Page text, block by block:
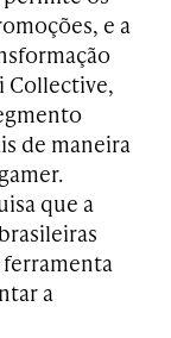
e a
Collective,
de maneira
que a
ferramenta
a